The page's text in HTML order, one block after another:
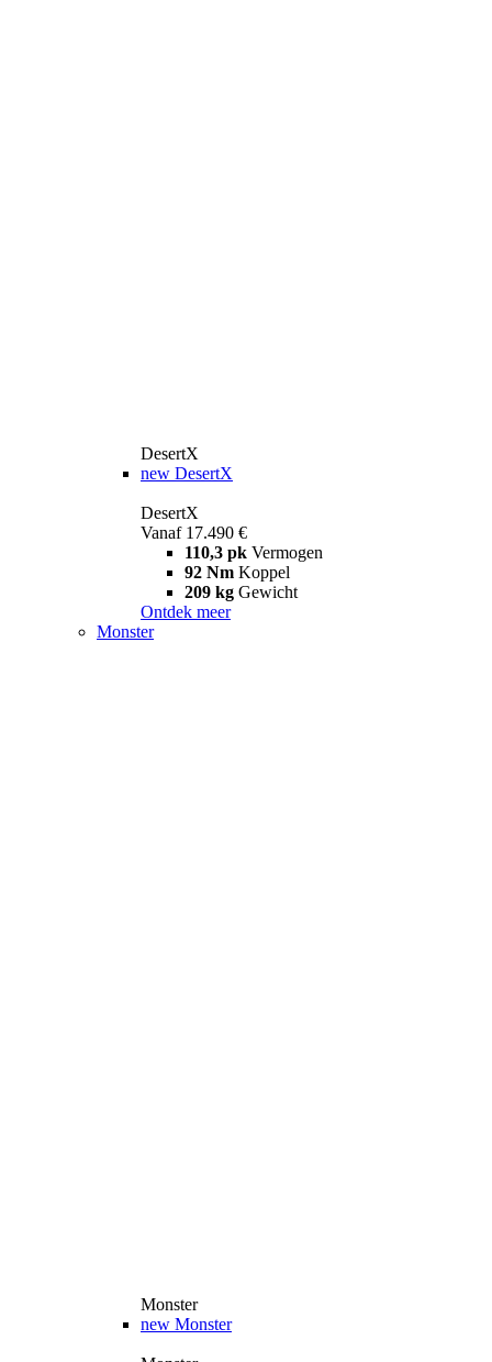
DesertX
new DesertX
DesertX
Vanaf 17.490 €
110,3 pk Vermogen
92 Nm Koppel
209 kg Gewicht
Ontdek meer
Monster
Monster
new Monster